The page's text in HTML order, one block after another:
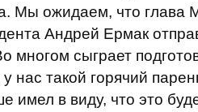
Мы ожидаем, что
Андрей Ермак
многом сыграет
такой горячий
имел в виду, что это